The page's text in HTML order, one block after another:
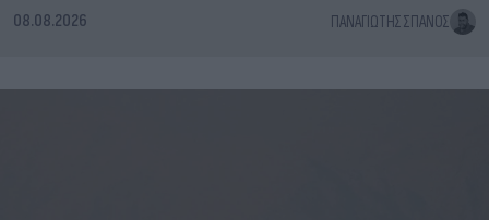
08.08.2026 ΠΑΝΑΓΙΏΤΗΣ ΣΠΑΝΌΣ